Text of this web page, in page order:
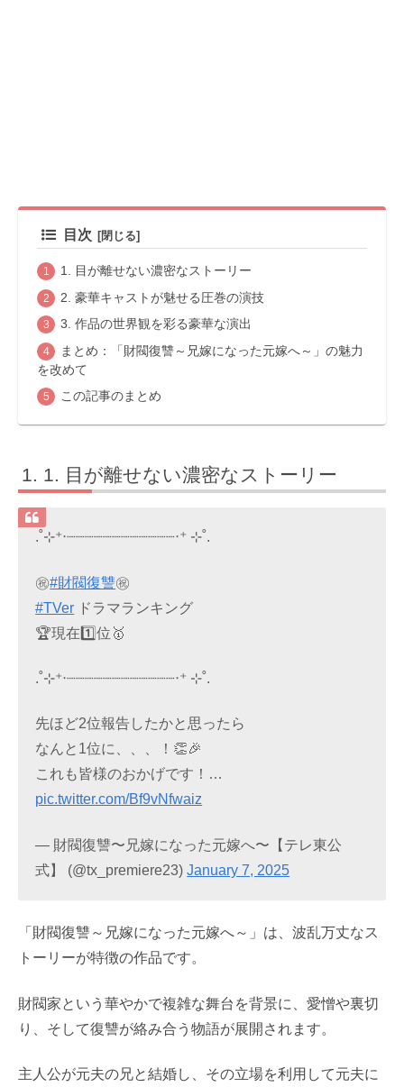
目次
1. 目が離せない濃密なストーリー
2. 豪華キャストが魅せる圧巻の演技
3. 作品の世界観を彩る豪華な演出
まとめ：「財閥復讐～兄嫁になった元嫁へ～」の魅力
を改めて
この記事のまとめ
1. 目が離せない濃密なストーリー
.˚⊹⁺‧┈┈┈┈┈┈┈┈┈┈┈┈‧⁺ ⊹˚.
㊗️#財閥復讐㊗️
#TVer ドラマランキング
🏆現在1️⃣位🥇
.˚⊹⁺‧┈┈┈┈┈┈┈┈┈┈┈┈‧⁺ ⊹˚.
先ほど2位報告したかと思ったら
なんと1位に、、、！👏🎉
これも皆様のおかげです！…
pic.twitter.com/Bf9vNfwaiz
— 財閥復讐〜兄嫁になった元嫁へ〜【テレ東公
式】 (@tx_premiere23)January 7, 2025
「財閥復讐～兄嫁になった元嫁へ～」は、波乱万丈なス
トーリーが特徴の作品です。
財閥家という華やかで複雑な舞台を背景に、愛憎や裏切
り、そして復讐が絡み合う物語が展開されます。
主人公が元夫の兄と結婚し、その立場を利用して元夫に